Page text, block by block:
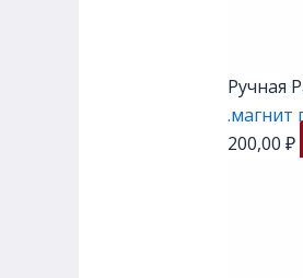
Ручная
.магнит
200,00 ₽